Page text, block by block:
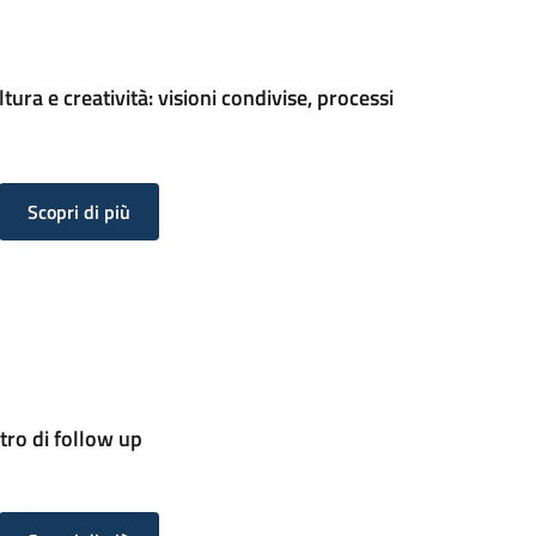
e creatività: visioni condivise, processi
Scopri di più
di follow up